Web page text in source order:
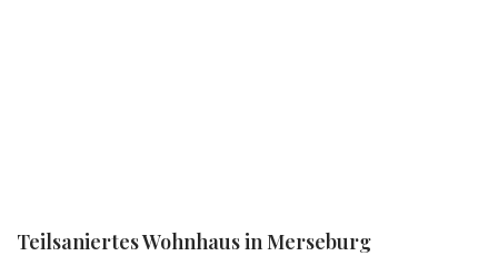
Teilsaniertes Wohnhaus in Merseburg